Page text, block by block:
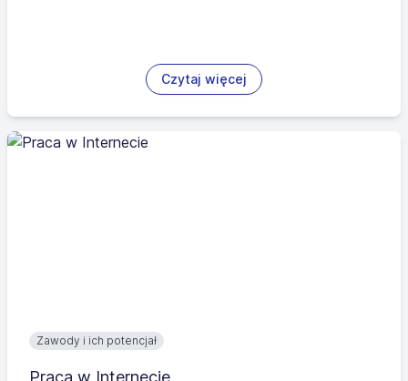
Czytaj więcej
Zawody i ich potencjał